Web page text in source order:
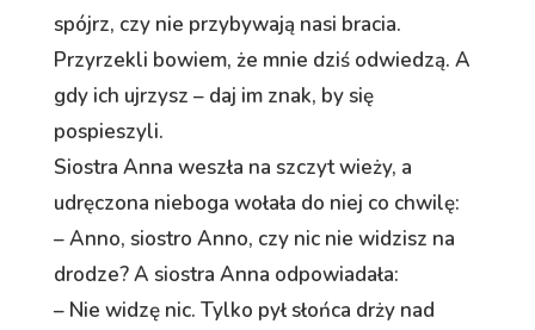
spójrz, czy nie przybywają nasi bracia.
Przyrzekli bowiem, że mnie dziś odwiedzą. A
gdy ich ujrzysz – daj im znak, by się
pospieszyli.
Siostra Anna weszła na szczyt wieży, a
udręczona nieboga wołała do niej co chwilę:
– Anno, siostro Anno, czy nic nie widzisz na
drodze? A siostra Anna odpowiadała:
– Nie widzę nic. Tylko pył słońca drży nad